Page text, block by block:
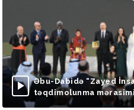
Əbu-Dabidə “Zayed
təqdimolunma